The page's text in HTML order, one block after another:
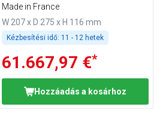
Made in France
W 207 x D 275 x H 116 mm
Kézbesítési idő: 11 - 12 hetek
61.667,97 €*
Hozzáadás a kosárhoz